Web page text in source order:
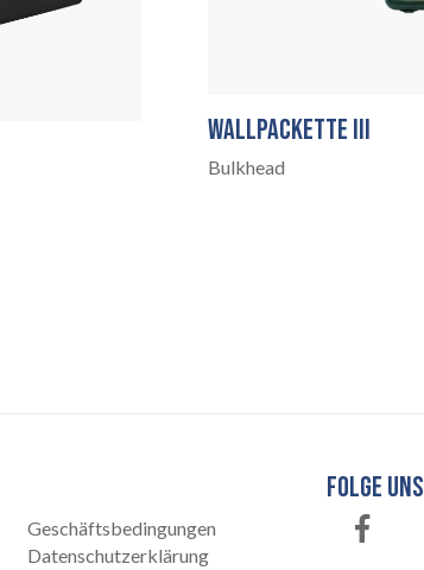
WALLPACKETTE III
Bulkhead
Geschäftsbedingungen
Datenschutzerklärung
FOLGE UNS